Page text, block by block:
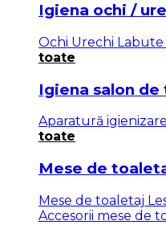
Igiena ochi /
Ochi Urechi Labute
toate
Igiena salon
Aparatură igienizare
toate
Mese de
Mese de toaletaj
Accesorii mese de